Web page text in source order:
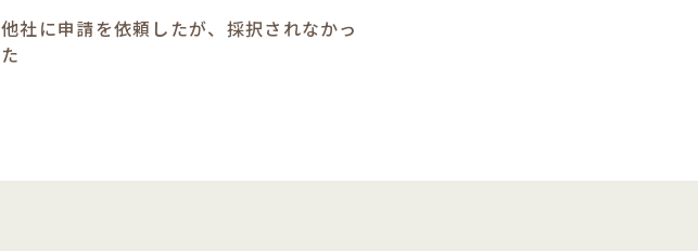
他社に申請を依頼したが、採択されなかっ
た